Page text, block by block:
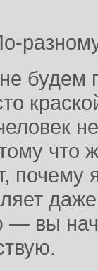
будем
что
— вы